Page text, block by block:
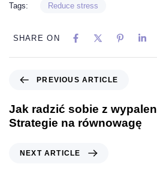
Tags: Reduce stress
SHARE ON
PREVIOUS ARTICLE
Jak radzić sobie z
Strategie na równowagę
NEXT ARTICLE